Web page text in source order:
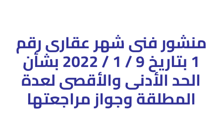
منشور فنى شهر عقارى رقم
1 بتاريخ 9 / 1 / 2022 بشأن
الحد الأدنى والأقصى لعدة
المطلقة وجواز مراجعتها